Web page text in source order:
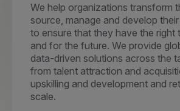
We help organizations transform
source, manage and develop
to ensure that they have the right
and for the future. We provide
data-driven solutions across the
from talent attraction and
upskilling and development and
scale.